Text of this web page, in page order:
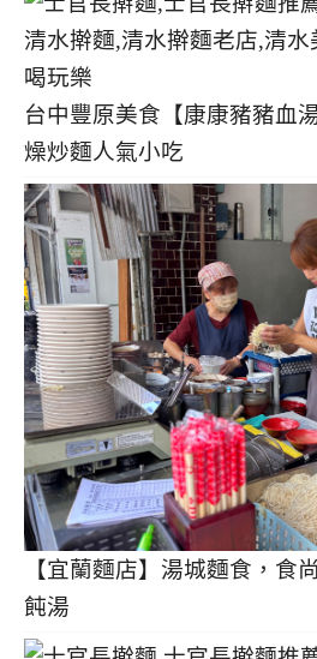
台中豐原美食【康康豬豬血
燥炒麵人氣小吃
【宜蘭麵店】湯城麵食，食
飩湯